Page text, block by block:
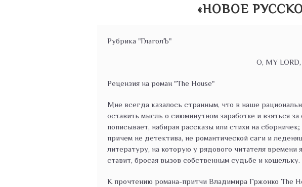
«НОВОЕ
Рубрика "ГлаголЪ"
O, MY
Рецензия на роман "The House"
Мне всегда казалось странным, что в наше
оставить мысль о сиюминутном заработке и взяться
пописывает, набирая рассказы или стихи на
причем не детектива, не романтической саги и
литературу, на которую у рядового читателя
ставит, бросая вызов собственным судьбе и кошельку.
К прочтению романа-притчи Владимира Гржонко The